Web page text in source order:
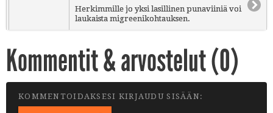
Herkimmille jo yksi lasillinen punaviiniä voi
laukaista migreenikohtauksen.
Kommentit & arvostelut (0)
KOMMENTOIDAKSESI KIRJAUDU SISÄÄN: